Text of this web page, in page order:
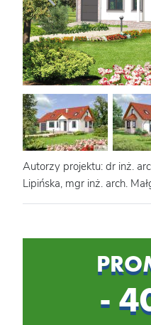
Autorzy projektu: dr inż.
Lipińska, mgr inż. arch.
-